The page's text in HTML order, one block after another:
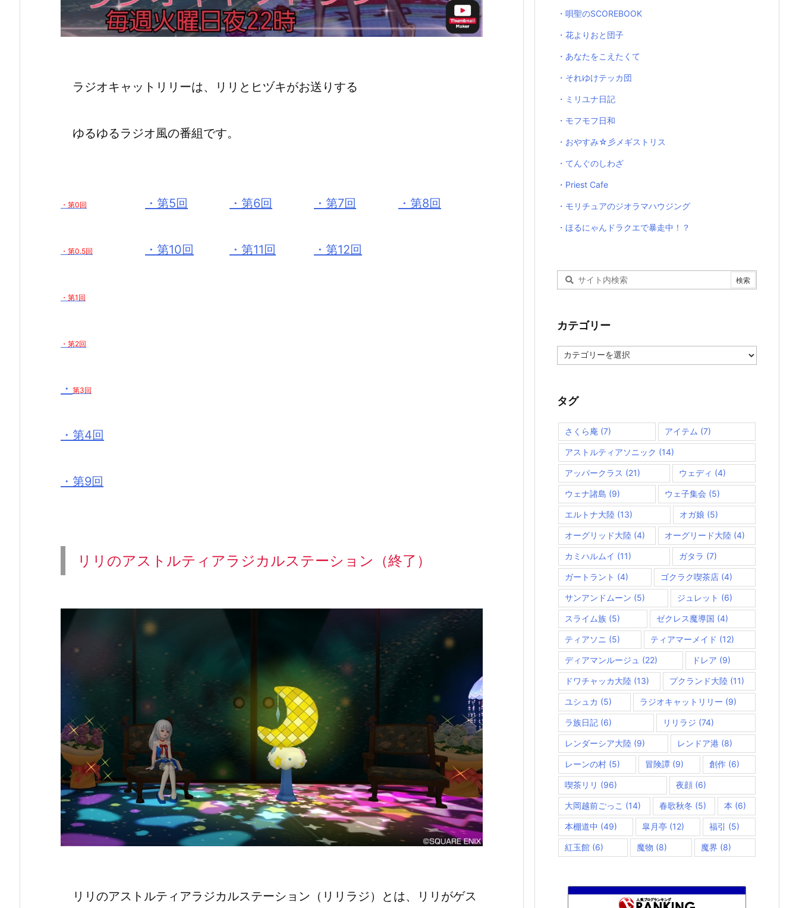
ラジオキャットリリーは、リリとヒヅキがお送りする
ゆるゆるラジオ風の番組です。
・第0回
・第0.5回
・第1回
・第2回
・ 第3回
・第4回
・第9回
・第5回
・第10回
・第6回
・第11回
・第7回
・第12回
・第8回
リリのアストルティアラジカルステーション（終了）
リリのアストルティアラジカルステーション（リリラジ）とは、リリがゲス
・唄聖のSCOREBOOK
・花よりおと団子
・あなたをこえたくて
・それゆけテッカ団
・ミリユナ日記
・モフモフ日和
・おやすみ☆彡メギストリス
・てんぐのしわざ
・Priest Cafe
・モリチュアのジオラマハウジング
・ほるにゃんドラクエで暴走中！？
カテゴリー
テ
ー
タグ
さくら庵 (7) アイテム (7)
アストルティアソニック (14)
アッパークラス (21) ウェディ (4)
ウェナ諸島 (9) ウェ子集会 (5)
エルトナ大陸 (13) オガ娘 (5)
オーグリッド大陸 (4) オーグリード大陸 (4)
カミハルムイ (11) ガタラ (7)
ガートラント (4) ゴクラク喫茶店 (4)
サンアンドムーン (5) ジュレット (6)
スライム族 (5) ゼクレス魔導国 (4)
ティアソニ (5) ティアマーメイド (12)
ディアマンルージュ (22) ドレア (9)
ドワチャッカ大陸 (13) プクランド大陸 (11)
ユシュカ (5) ラジオキャットリリー (9)
ラ族日記 (6) リリラジ (74)
レンダーシア大陸 (9) レンドア港 (8)
レーンの村 (5) 冒険譚 (9) 創作(6)
喫茶リリ (96) 夜顔(6)
大岡越前ごっこ (14) 春歌秋冬 (5) 本 (6)
本棚道中 (49) 皐月亭 (12) 福引 (5)
紅玉館 (6) 魔物 (8) 魔界 (8)